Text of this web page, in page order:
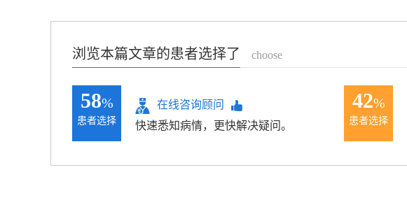
浏览本篇文章的患者选择了 choose
58%
患者选择
在线咨询顾问
快速悉知病情，更快解决疑问。
42%
患者选择